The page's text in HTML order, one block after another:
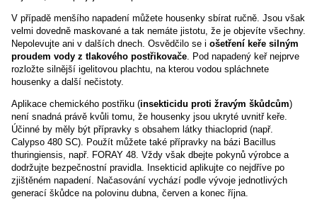
V případě menšího napadení můžete housenky sbírat ručně. Jsou však
velmi dovedně maskované a tak nemáte jistotu, že je objevíte všechny.
Nepolevujte ani v dalších dnech. Osvědčilo se i ošetření keře silným
proudem vody z tlakového postřikovače . Pod napadený keř nejprve
rozložte silnější igelitovou plachtu, na kterou vodou spláchnete
housenky a další nečistoty.
Aplikace chemického postřiku (insekticidu proti žravým škůdcům)
není snadná právě kvůli tomu, že housenky jsou ukryté uvnitř keře.
Účinné by měly být přípravky s obsahem látky thiacloprid (např.
Calypso 480 SC). Použít můžete také přípravky na bázi Bacillus
thuringiensis, např. FORAY 48. Vždy však dbejte pokynů výrobce a
dodržujte bezpečnostní pravidla. Insekticid aplikujte co nejdříve po
zjištěném napadení. Načasování vychází podle vývoje jednotlivých
generací škůdce na polovinu dubna, červen a konec října.